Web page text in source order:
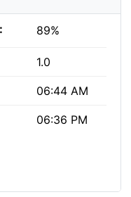
89%
1.0
06:44 AM
06:36 PM